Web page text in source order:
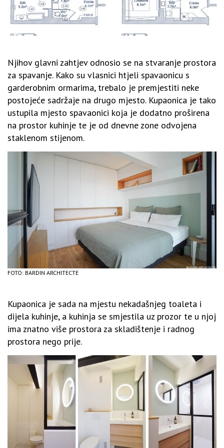
Njihov glavni zahtjev odnosio se na stvaranje prostora
za spavanje. Kako su vlasnici htjeli spavaonicu s
garderobnim ormarima, trebalo je premjestiti neke
postojeće sadržaje na drugo mjesto. Kupaonica je tako
ustupila mjesto spavaonici koja je dodatno proširena
na prostor kuhinje te je od dnevne zone odvojena
staklenom stijenom.
FOTO: BARDIN ARCHITECTE
Kupaonica je sada na mjestu nekadašnjeg toaleta i
dijela kuhinje, a kuhinja se smjestila uz prozor te u njoj
ima znatno više prostora za skladištenje i radnog
prostora nego prije.